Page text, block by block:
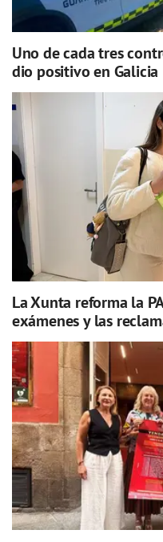
Uno de cada tres
dio positivo en Galicia
La Xunta reforma la
exámenes y las